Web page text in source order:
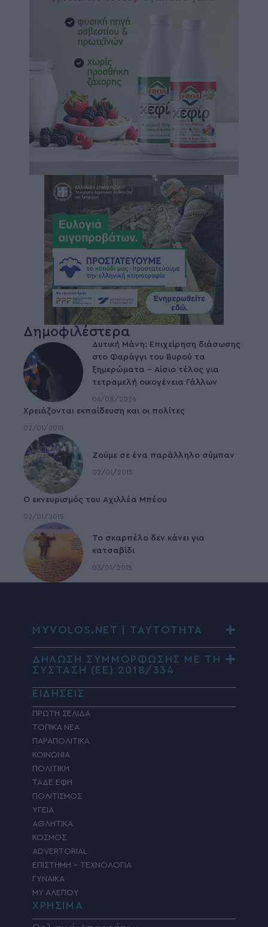
Δημοφιλέστερα
Δυτική Μάνη: Επιχείρηση διάσωσης
στο Φαράγγι του Βυρού τα
ξημερώματα – Αίσιο τέλος για
τετραμελή οικογένεια Γάλλων
06/08/2026
Χρειάζονται εκπαίδευση και οι πολίτες
02/01/2015
Ζούμε σε ένα παράλληλο σύμπαν
02/01/2015
Ο εκνευρισμός του Αχιλλέα Μπέου
02/01/2015
To σκαρπέλο δεν κάνει για
κατσαβίδι
03/01/2015
MYVOLOS.NET | ΤΑΥΤΟΤΗΤΑ
ΔΗΛΩΣΗ ΣΥΜΜΟΡΦΩΣΗΣ ΜΕ ΤΗ
ΣΥΣΤΑΣΗ (ΕΕ) 2018/334
ΕΙΔΗΣΕΙΣ
ΠΡΩΤΗ ΣΕΛΙΔΑ
ΤΟΠΙΚΑ ΝΕΑ
ΠΑΡΑΠΟΛΙΤΙΚΑ
ΚΟΙΝΩΝΙΑ
ΠΟΛΙΤΙΚΗ
ΤΑΔΕ ΕΦΗ
ΠΟΛΙΤΙΣΜΟΣ
ΥΓΕΙΑ
ΑΘΛΗΤΙΚΑ
ΚΟΣΜΟΣ
ADVERTORIAL
ΕΠΙΣΤΗΜΗ – ΤΕΧΝΟΛΟΓΙΑ
ΓΥΝΑΙΚΑ
MY ΑΛΕΠΟΥ
ΧΡΗΣΙΜΑ